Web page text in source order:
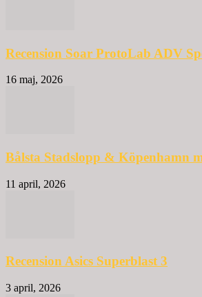
Recension Soar ProtoLab ADV
16 maj, 2026
Bålsta Stadslopp & Köpenhamn
11 april, 2026
Recension Asics Superblast 3
3 april, 2026